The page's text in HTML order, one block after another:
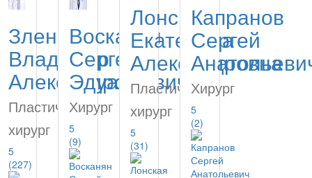
Зленко
Владимир
Александрович
Пластический
хирург
5
(227)
Восканян
Сергей
Эдуардович
Хирург
5
(9)
Лонская
Екатерина
Александровна
Пластический
хирург
5
(31)
Капранов
Сергей
Хирург
5
(2)